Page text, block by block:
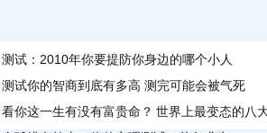
测试：2010年你要提防你身边的哪个小人
测试你的智商到底有多高 测完可能会被气死
看你这一生有没有富贵命？ 世界上最变态的八